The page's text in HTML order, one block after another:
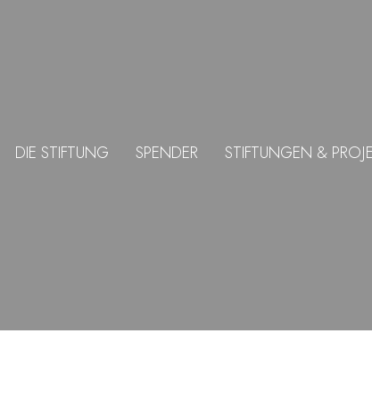
DIE STIFTUNG SPENDER STIFTUNGEN &